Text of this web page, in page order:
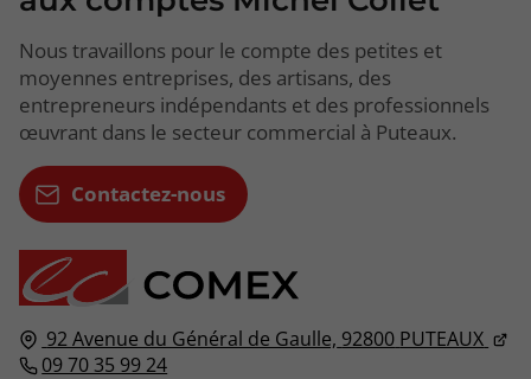
92 Avenue du Général de Gaulle, 92800 PUTEAUX
09 70 35 99 24
Nous travaillons pour le compte des petites et
moyennes entreprises, des artisans, des
entrepreneurs indépendants et des professionnels
œuvrant dans le secteur commercial à Puteaux.
Contactez-nous